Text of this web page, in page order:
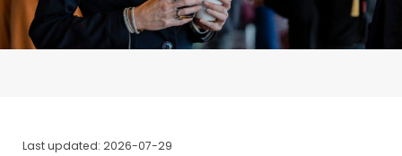
Last updated: 2026-07-29